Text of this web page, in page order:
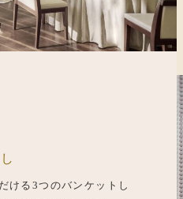
ける3つのバンケットし